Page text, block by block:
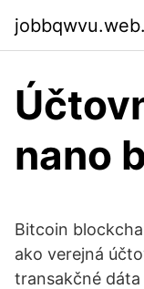
nano
Bitcoin
ako verejná
transakčné